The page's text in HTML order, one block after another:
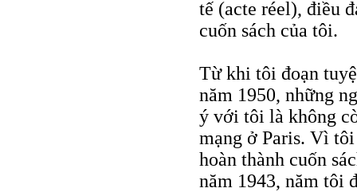
tế (acte réel), điều
cuốn sách của tôi.
Từ khi tôi đoạn
năm 1950, những
ý với tôi là không
mạng ở Paris. Vì
hoàn thành cuốn
năm 1943, năm tôi